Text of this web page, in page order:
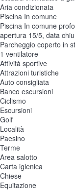
Aria condizionata
Piscina In comune
Piscina In comune
apertura 15/5, data
Parcheggio coperto in
1 ventilatore
Attività sportive
Attrazioni turistiche
Auto consigliata
Banco escursioni
Ciclismo
Escursioni
Golf
Località
Paesino
Terme
Area salotto
Carta igienica
Chiese
Equitazione